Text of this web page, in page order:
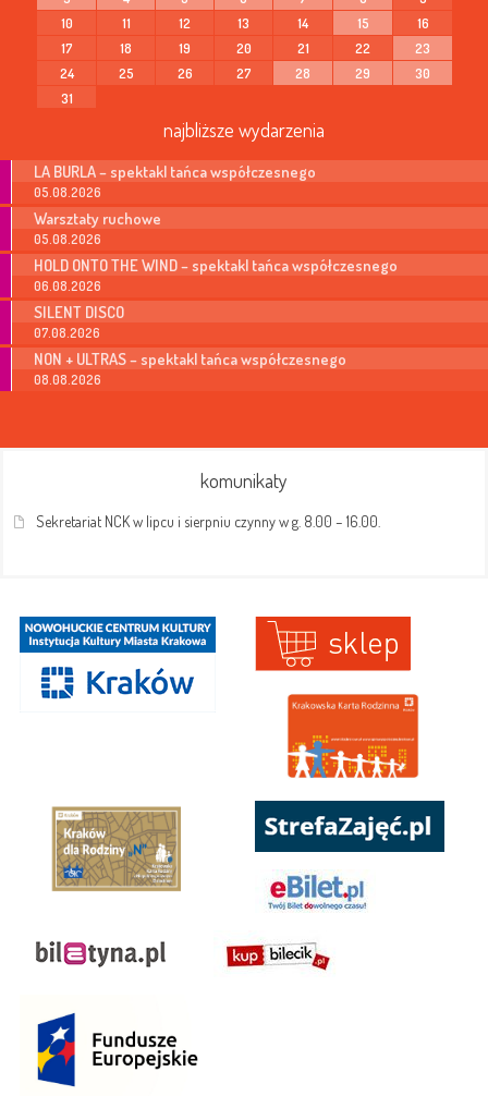
10
11 12 13 14 15
16
17
18 19 20 21 22
23
24
25 26 27 28 29
30
31
najbliższe wydarzenia
LA BURLA – spektakl tańca współczesnego
05.08.2026
Warsztaty ruchowe
05.08.2026
HOLD ONTO THE WIND – spektakl tańca współczesnego
06.08.2026
SILENT DISCO
07.08.2026
NON + ULTRAS – spektakl tańca współczesnego
08.08.2026
komunikaty
Sekretariat NCK w lipcu i sierpniu czynny w g. 8.00 – 16.00.